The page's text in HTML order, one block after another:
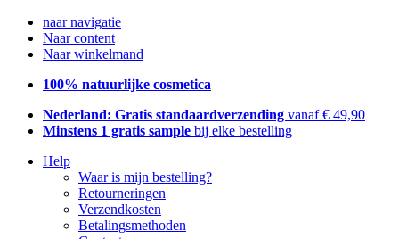
naar navigatie
Naar content
Naar winkelmand
100% natuurlijke cosmetica
Nederland: Gratis standaardverzending vanaf € 49,90
Minstens 1 gratis sample bij elke bestelling
Help
Waar is mijn bestelling?
Retourneringen
Verzendkosten
Betalingsmethoden